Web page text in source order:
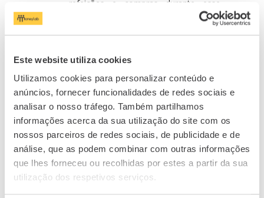
Este website utiliza cookies
Utilizamos cookies para personalizar conteúdo e
anúncios, fornecer funcionalidades de redes sociais e
analisar o nosso tráfego. Também partilhamos
informações acerca da sua utilização do site com os
nossos parceiros de redes sociais, de publicidade e de
análise, que as podem combinar com outras informações
que lhes forneceu ou recolhidas por estes a partir da sua
utilização dos respetivos serviços.
refeições e compras durante esse
Related
Subsídio de
alimentação no
cartão ou em
dinheiro: o que é
melhor?
20/02/2024
In "Gestão do
Dinheiro"
Onde se pode usar
o Cartão Refeição?
O que se pode
comprar? Esclareça
todas as dúvidas
26/05/2022
In "Gestão do
Dinheiro"
Proposta do
Orçamento do